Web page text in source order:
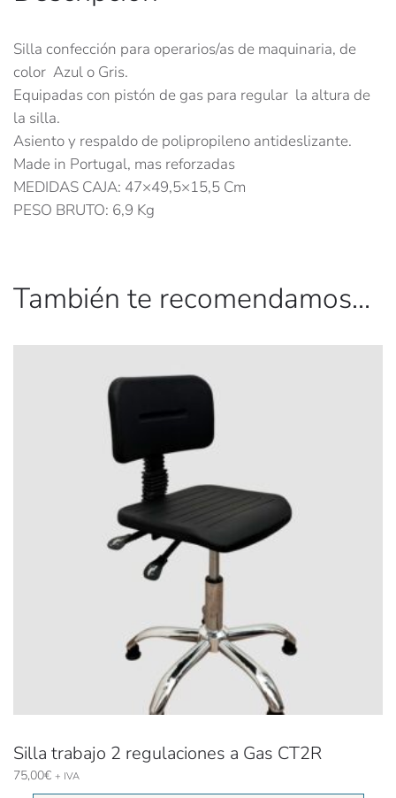
Silla confección para operarios/as de maquinaria, de
color Azul o Gris.
Equipadas con pistón de gas para regular la altura de
la silla.
Asiento y respaldo de polipropileno antideslizante.
Made in Portugal, mas reforzadas
MEDIDAS CAJA: 47×49,5×15,5 Cm
PESO BRUTO: 6,9 Kg
También te recomendamos…
Silla trabajo 2 regulaciones a Gas CT2R
75,00€ + IVA